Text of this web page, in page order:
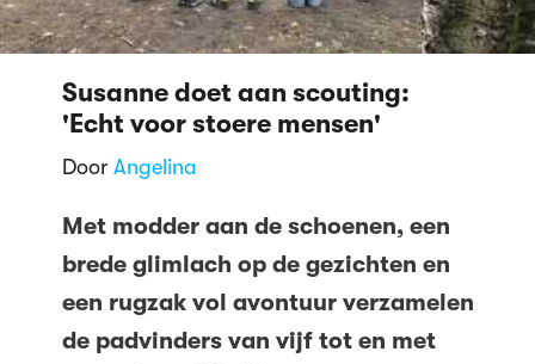
Susanne doet aan scouting:
'Echt voor stoere mensen'
Door Angelina
Met modder aan de schoenen, een
brede glimlach op de gezichten en
een rugzak vol avontuur verzamelen
de padvinders van vijf tot en met